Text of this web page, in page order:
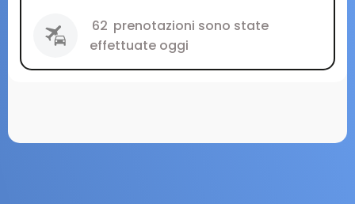
62 prenotazioni sono state
effettuate oggi